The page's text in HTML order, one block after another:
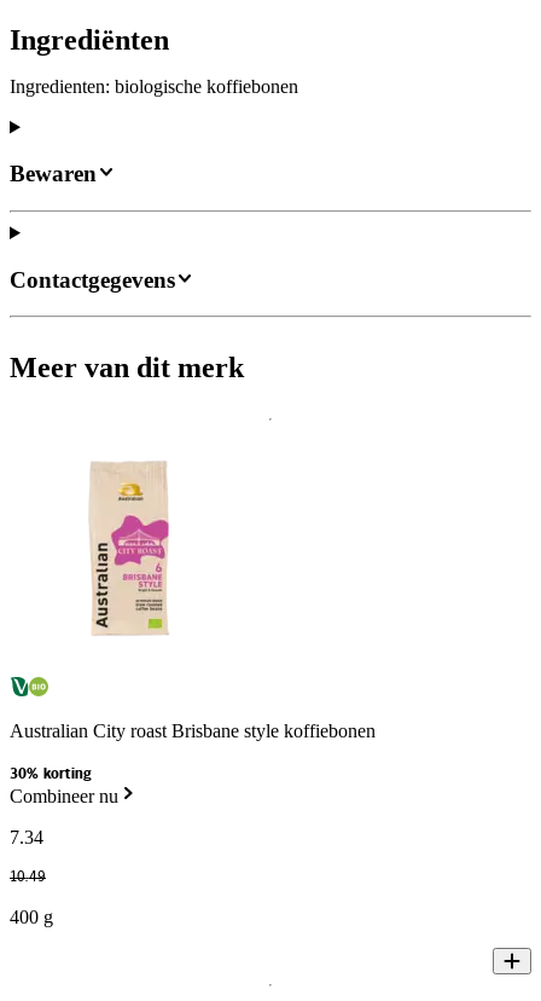
Ingrediënten
Ingredienten: biologische koffiebonen
Bewaren
Contactgegevens
Meer van dit merk
Australian City roast Brisbane style koffiebonen
30% korting
Combineer nu
7.34
10.49
400 g